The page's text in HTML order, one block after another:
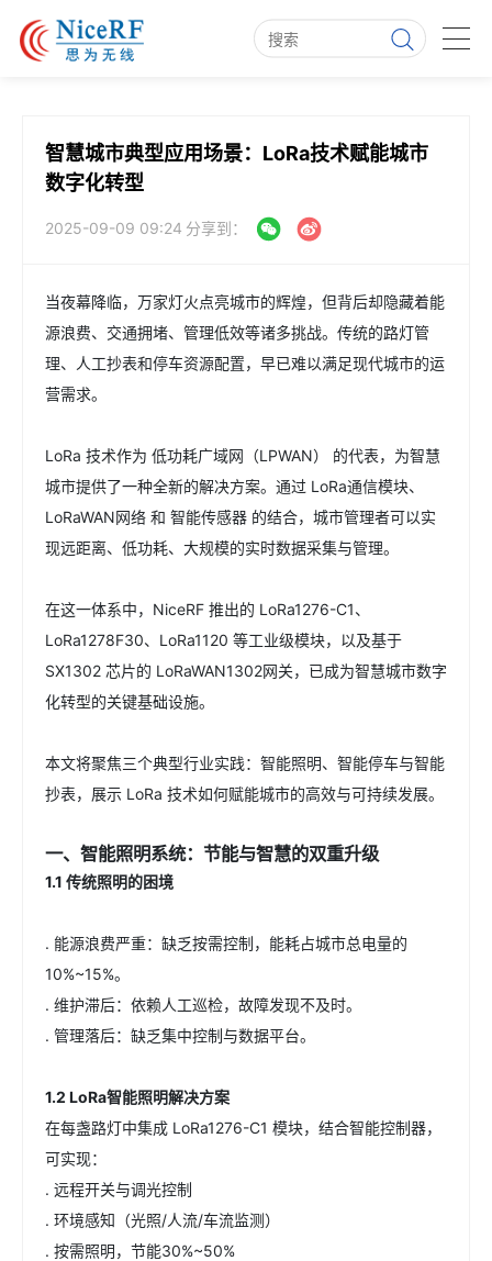
智慧城市典型应用场景：LoRa技术赋能城市
数字化转型
2025-09-09 09:24 分享到：
当夜幕降临，万家灯火点亮城市的辉煌，但背后却隐藏着能
源浪费、交通拥堵、管理低效等诸多挑战。传统的路灯管
理、人工抄表和停车资源配置，早已难以满足现代城市的运
营需求。
LoRa 技术作为 低功耗广域网（LPWAN） 的代表，为智慧
城市提供了一种全新的解决方案。通过 LoRa通信模块、
LoRaWAN网络 和 智能传感器 的结合，城市管理者可以实
现远距离、低功耗、大规模的实时数据采集与管理。
在这一体系中，NiceRF 推出的 LoRa1276-C1、
LoRa1278F30、LoRa1120 等工业级模块，以及基于
SX1302 芯片的 LoRaWAN1302网关，已成为智慧城市数字
化转型的关键基础设施。
本文将聚焦三个典型行业实践：智能照明、智能停车与智能
抄表，展示 LoRa 技术如何赋能城市的高效与可持续发展。
一、智能照明系统：节能与智慧的双重升级
1.1 传统照明的困境
. 能源浪费严重：缺乏按需控制，能耗占城市总电量的
10%~15%。
. 维护滞后：依赖人工巡检，故障发现不及时。
. 管理落后：缺乏集中控制与数据平台。
1.2 LoRa智能照明解决方案
在每盏路灯中集成 LoRa1276-C1 模块，结合智能控制器，
可实现：
. 远程开关与调光控制
. 环境感知（光照/人流/车流监测）
. 按需照明，节能30%~50%